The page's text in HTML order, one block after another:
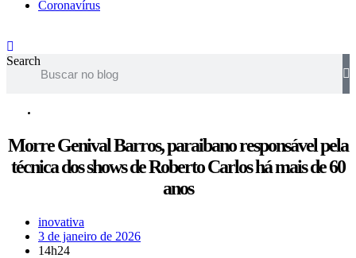
Coronavírus
Search
Morre Genival Barros, paraibano responsável pela
técnica dos shows de Roberto Carlos há mais de 60
anos
inovativa
3 de janeiro de 2026
14h24